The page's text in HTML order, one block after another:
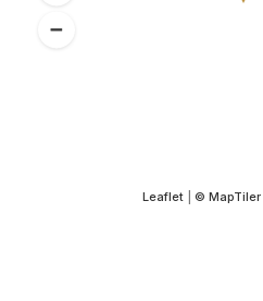
Leaflet © MapTiler